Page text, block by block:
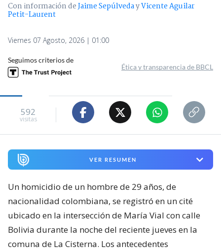
Con información deJaime SepúlvedayVicente Aguilar
Petit-Laurent
Viernes 07 Agosto, 2026 | 01:00
Seguimos criterios de
Ética y transparencia de BBCL
592
visitas
VER RESUMEN
Un homicidio de un hombre de 29 años, de
nacionalidad colombiana, se registró en un cité
ubicado en la intersección de María Vial con calle
Bolivia durante la noche del reciente jueves en la
comuna de La Cisterna. Los antecedentes